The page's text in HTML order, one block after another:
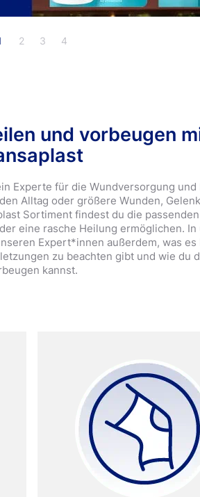
2 3 4
und vorbeugen
Experte für die Wundversorgung und
Alltag oder größere Wunden,
Sortiment findest du die
eine rasche Heilung ermöglichen. In
Expert*innen außerdem, was es
zu beachten gibt und wie du
kannst.